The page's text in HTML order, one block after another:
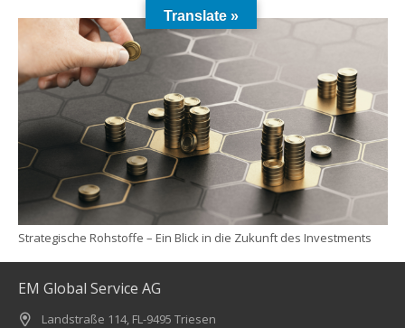
Strategische Rohstoffe – Ein Blick in die Zukunft des Investments
EM Global Service AG
Landstraße 114, FL-9495 Triesen
Translate »